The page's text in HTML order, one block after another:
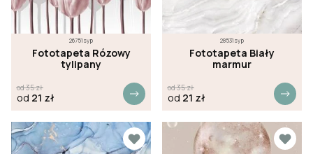
26751syp
Fototapeta Rózowy
tylipany
od35zł
od 21 zł
28531syp
Fototapeta Biały
marmur
od35zł
od 21 zł